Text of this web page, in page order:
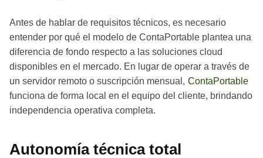
Antes de hablar de requisitos técnicos, es necesario
entender por qué el modelo de ContaPortable plantea una
diferencia de fondo respecto a las soluciones cloud
disponibles en el mercado. En lugar de operar a través de
un servidor remoto o suscripción mensual, ContaPortable
funciona de forma local en el equipo del cliente, brindando
independencia operativa completa.
Autonomía técnica total